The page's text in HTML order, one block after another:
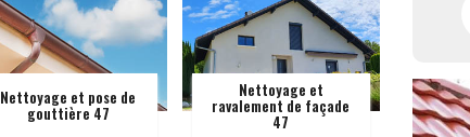
Nettoyage et pose de
gouttière 47
Nettoyage et
ravalement de façade
47